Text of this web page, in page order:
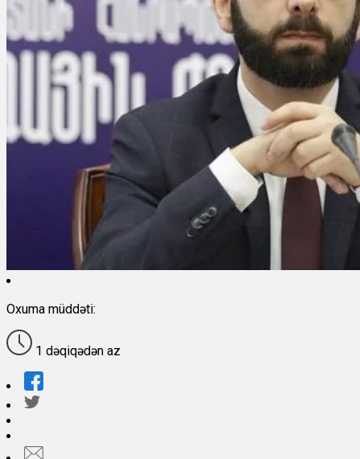
Oxuma müddəti:
1 dəqiqədən az